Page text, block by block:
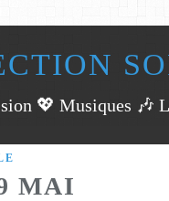
💖 Musiques 🎶
MAI